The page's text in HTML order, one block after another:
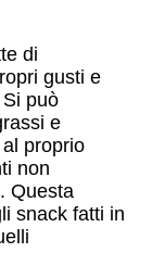
di
gusti e
può
e
proprio
non
Questa
snack fatti in